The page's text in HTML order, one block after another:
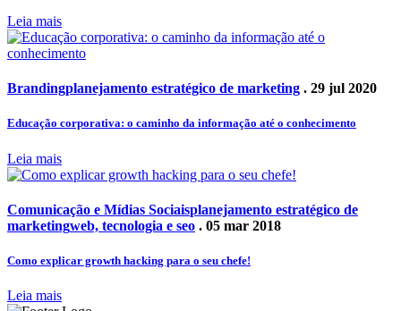
Leia mais
Brandingplanejamento estratégico de marketing . 29 jul 2020
Educação corporativa: o caminho da informação até o conhecimento
Leia mais
Comunicação e Mídias Sociaisplanejamento estratégico de
marketingweb, tecnologia e seo . 05 mar 2018
Como explicar growth hacking para o seu chefe!
Leia mais